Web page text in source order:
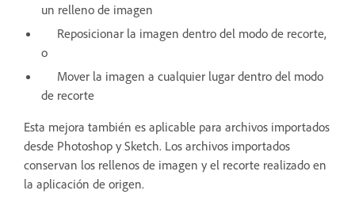
un relleno de imagen
Reposicionar la imagen dentro del modo de recorte,
o
Mover la imagen a cualquier lugar dentro del modo
de recorte
Esta mejora también es aplicable para archivos importados
desde Photoshop y Sketch. Los archivos importados
conservan los rellenos de imagen y el recorte realizado en
la aplicación de origen.